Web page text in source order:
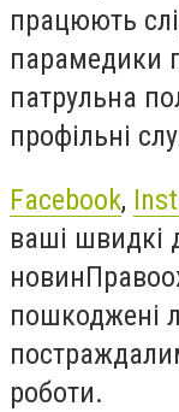
працюють
парамедики
патрульна
профільні
Facebook,
ваші швидкі
пошкоджені
роботи.